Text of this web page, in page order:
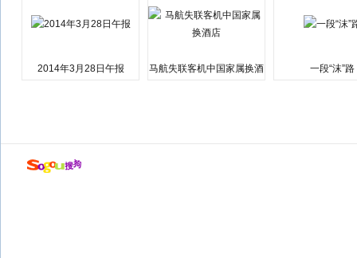
2014年3月28日午报
马航失联客机中国家属换酒
一段“沫”路